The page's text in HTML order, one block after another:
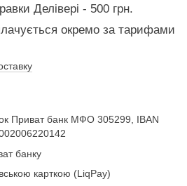
Делівері - 500 грн.
окремо за тарифами
Приват банк МФО 305299, IBAN
банку
карткою (LiqPay)